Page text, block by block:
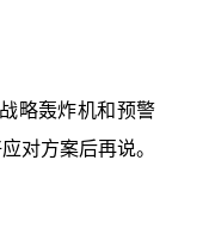
略轰炸机和预警
对方案后再说。